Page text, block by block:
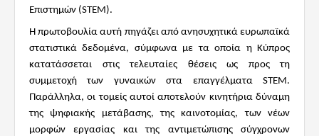
Επιστημών (STEM).
Η πρωτοβουλία αυτή πηγάζει από ανησυχητικά ευρωπαϊκά
στατιστικά δεδομένα, σύμφωνα με τα οποία η Κύπρος
κατατάσσεται στις τελευταίες θέσεις ως προς τη
συμμετοχή των γυναικών στα επαγγέλματα STEM.
Παράλληλα, οι τομείς αυτοί αποτελούν κινητήρια δύναμη
της ψηφιακής μετάβασης, της καινοτομίας, των νέων
μορφών εργασίας και της αντιμετώπισης σύγχρονων